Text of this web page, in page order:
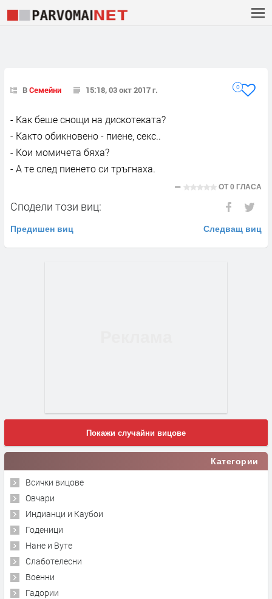
ВСемейни 15:18, 03 окт 2017 г. 0
- Как беше снощи на дискотеката?
- Както обикновено - пиене, секс..
- Кои момичета бяха?
- А те след пиенето си тръгнаха.
ОТ0 ГЛАСА
Сподели този виц:
Предишен виц Следващ виц
Покажи случайни вицове
Категории
Всички вицове
Овчари
Индианци и Каубои
Годеници
Нане и Вуте
Слаботелесни
Военни
Гадории